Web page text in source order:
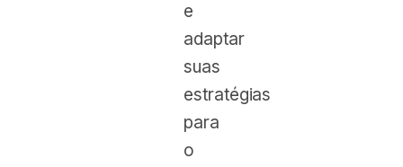
e
adaptar
suas
estratégias
para
o